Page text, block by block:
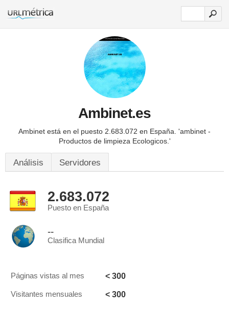
Ambinet.es
Ambinet está en el puesto 2.683.072 en España. 'ambinet -
Productos de limpieza Ecologicos.'
Análisis Servidores
2.683.072
Puesto en España
--
Clasifica Mundial
Páginas vistas al mes < 300
Visitantes mensuales < 300